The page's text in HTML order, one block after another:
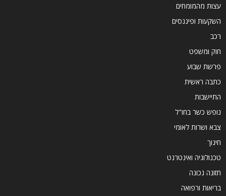
עצות מהמומחים
השקעות ופיננסים
רכב
חוק ומשפט
פרשת שבוע
כתבה ראשית
התיישבות
נופש כשר בחו"ל
צבא ושרות לאומי
חינוך
טכנולוגיה ואינטרנט
תזונה נכונה
בריאות ורפואה